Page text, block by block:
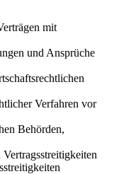
mit
und Ansprüche
Verfahren vor
Behörden,